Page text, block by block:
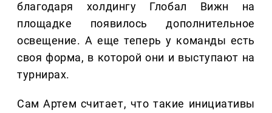
благодаря холдингу Глобал Вижн на
площадке появилось дополнительное
освещение. А еще теперь у команды есть
своя форма, в которой они и выступают на
турнирах.
Сам Артем считает, что такие инициативы